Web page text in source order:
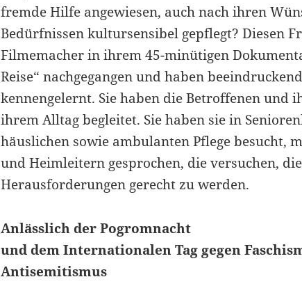
fremde Hilfe angewiesen, auch nach ihren
Bedürfnissen kultursensibel gepflegt? Diesen
Filmemacher in ihrem 45-minütigen
Reise“ nachgegangen und haben
kennengelernt. Sie haben die Betroffenen und
ihrem Alltag begleitet. Sie haben sie in
häuslichen sowie ambulanten Pflege besucht,
und Heimleitern gesprochen, die versuchen,
Herausforderungen gerecht zu werden.
Anlässlich der Pogromnacht
und dem Internationalen Tag gegen
Antisemitismus